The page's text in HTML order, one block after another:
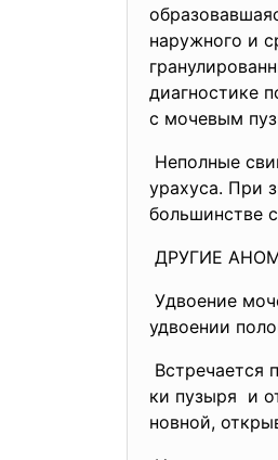
наружного и
диагностике
с мочевым
Неполные
урахуса. При
большинстве
ДРУГИЕ
Удвоение
удвоении
Встречается
ки пузыря и
новной,